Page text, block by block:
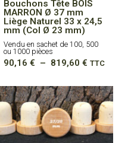
Bouchons Tête BOIS
MARRON Ø 37 mm
Liège Naturel 33 x 24,5
mm (Col Ø 23 mm)
Vendu en sachet de 100, 500
ou 1000 pièces
90,16 € – 819,60 € Plage
90,16 €
à
819,60 €
TTC